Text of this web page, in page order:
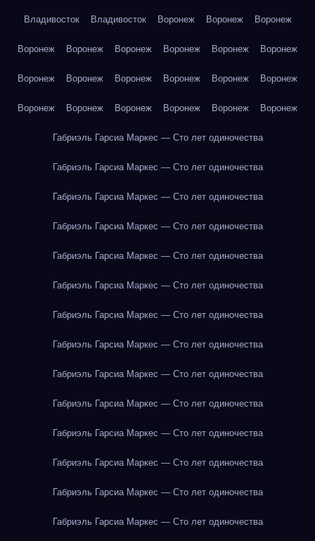
Владивосток Владивосток Воронеж Воронеж Воронеж
Воронеж Воронеж Воронеж Воронеж Воронеж Воронеж
Воронеж Воронеж Воронеж Воронеж Воронеж Воронеж
Воронеж Воронеж Воронеж Воронеж Воронеж Воронеж
Габриэль Гарсиа Маркес — Сто лет одиночества
Габриэль Гарсиа Маркес — Сто лет одиночества
Габриэль Гарсиа Маркес — Сто лет одиночества
Габриэль Гарсиа Маркес — Сто лет одиночества
Габриэль Гарсиа Маркес — Сто лет одиночества
Габриэль Гарсиа Маркес — Сто лет одиночества
Габриэль Гарсиа Маркес — Сто лет одиночества
Габриэль Гарсиа Маркес — Сто лет одиночества
Габриэль Гарсиа Маркес — Сто лет одиночества
Габриэль Гарсиа Маркес — Сто лет одиночества
Габриэль Гарсиа Маркес — Сто лет одиночества
Габриэль Гарсиа Маркес — Сто лет одиночества
Габриэль Гарсиа Маркес — Сто лет одиночества
Габриэль Гарсиа Маркес — Сто лет одиночества